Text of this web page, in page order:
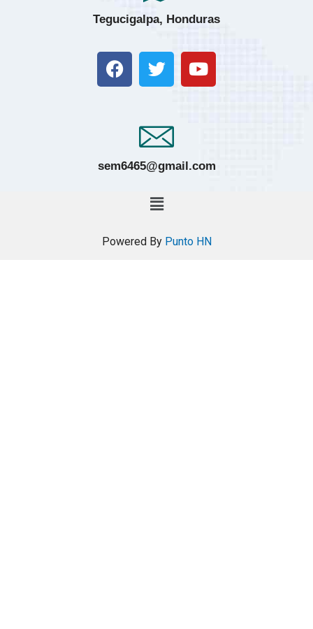
Tegucigalpa, Honduras
sem6465@gmail.com
Powered By Punto HN